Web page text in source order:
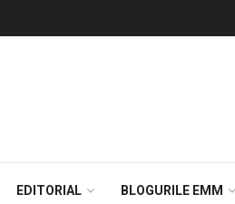
EDITORIAL BLOGURILE EMM